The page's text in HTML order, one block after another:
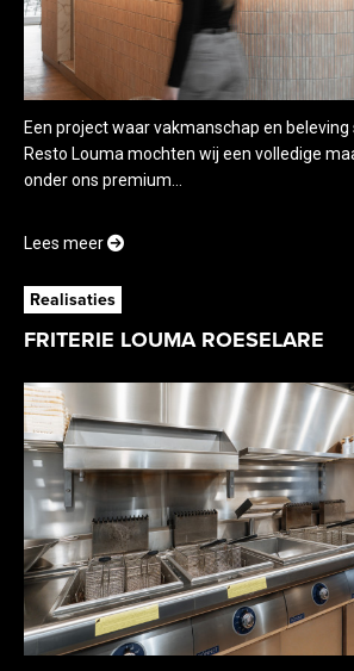
Een project waar vakmanschap en
Resto Louma mochten wij een volledige
onder ons premium...
Lees meer
Realisaties
FRITERIE LOUMA ROESELARE